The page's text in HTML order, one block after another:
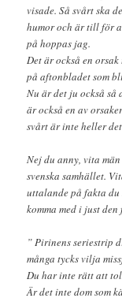
visade. Så svårt ska
humor och är till för
på hoppas jag.
Det är också en
på aftonbladet som
Nu är det ju också
är också en av
svårt är inte heller
Nej du anny, vita
svenska samhället.
uttalande på fakta du
komma med i just den
” Pirinens seriestrip
många tycks vilja
Du har inte rätt att
Är det inte dom som